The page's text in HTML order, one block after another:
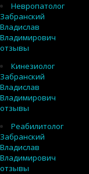
Невропатолог
Забранский
Владислав
Владимирович
отзывы
Кинезиолог
Забранский
Владислав
Владимирович
отзывы
Реабилитолог
Забранский
Владислав
Владимирович
отзывы